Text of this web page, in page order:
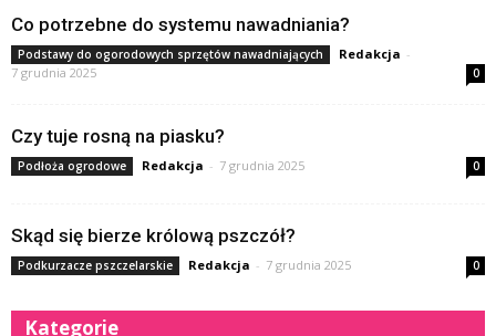
Co potrzebne do systemu nawadniania?
Podstawy do ogorodowych sprzętów nawadniających Redakcja -
7 grudnia 2025
0
Czy tuje rosną na piasku?
Podłoża ogrodowe Redakcja - 7 grudnia 2025 0
Skąd się bierze królową pszczół?
Podkurzacze pszczelarskie Redakcja - 7 grudnia 2025 0
Kategorie